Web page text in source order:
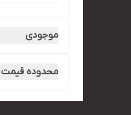
موجودی
محدوده قیمت